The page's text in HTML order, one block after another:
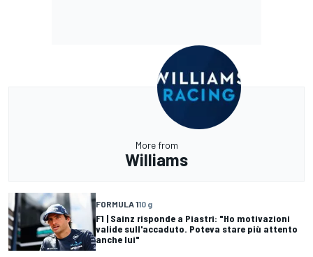
More from
Williams
FORMULA 110 g
F1 | Sainz risponde a Piastri: "Ho motivazioni
valide sull'accaduto. Poteva stare più attento
anche lui"